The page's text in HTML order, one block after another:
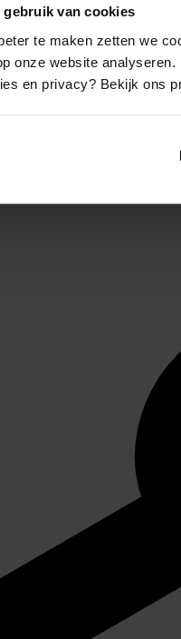
gebruik van cookies
te maken zetten we
onze website
en privacy? Bekijk ons